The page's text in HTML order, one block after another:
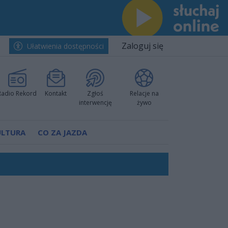
Ułatwienia dostępności Zaloguj się
Rekord Kontakt
Zgłoś
interwencję
Relacje na
żywo
CO ZA JAZDA